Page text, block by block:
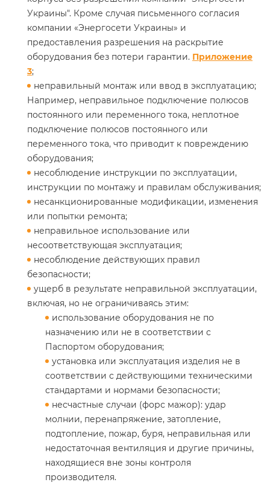
Украины". Кроме случая письменного согласия
компании «Энергосети Украины» и
предоставления разрешения на раскрытие
оборудования без потери гарантии. Приложение
3;
неправильный монтаж или ввод в эксплуатацию;
Например, неправильное подключение полюсов
постоянного или переменного тока, неплотное
подключение полюсов постоянного или
переменного тока, что приводит к повреждению
оборудования;
несоблюдение инструкции по эксплуатации,
инструкции по монтажу и правилам обслуживания;
несанкционированные модификации, изменения
или попытки ремонта;
неправильное использование или
несоответствующая эксплуатация;
несоблюдение действующих правил
безопасности;
ущерб в результате неправильной эксплуатации,
включая, но не ограничиваясь этим:
использование оборудования не по
назначению или не в соответствии с
Паспортом оборудования;
установка или эксплуатация изделия не в
соответствии с действующими техническими
стандартами и нормами безопасности;
несчастные случаи (форс мажор): удар
молнии, перенапряжение, затопление,
подтопление, пожар, буря, неправильная или
недостаточная вентиляция и другие причины,
находящиеся вне зоны контроля
производителя.